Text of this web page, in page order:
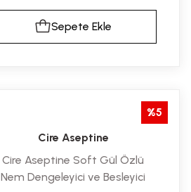
Sepete Ekle
%5
Cire Aseptine
Cire Aseptine Soft Gül Özlü
Nem Dengeleyici ve Besleyici